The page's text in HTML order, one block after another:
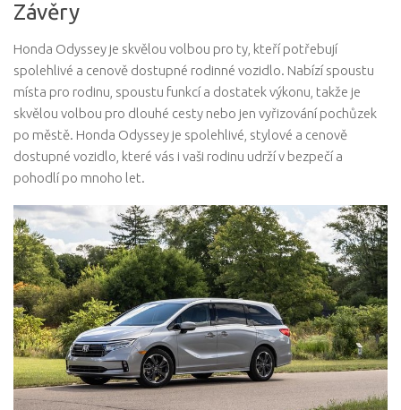
Závěry
Honda Odyssey je skvělou volbou pro ty, kteří potřebují
spolehlivé a cenově dostupné rodinné vozidlo. Nabízí spoustu
místa pro rodinu, spoustu funkcí a dostatek výkonu, takže je
skvělou volbou pro dlouhé cesty nebo jen vyřizování pochůzek
po městě. Honda Odyssey je spolehlivé, stylové a cenově
dostupné vozidlo, které vás i vaši rodinu udrží v bezpečí a
pohodlí po mnoho let.